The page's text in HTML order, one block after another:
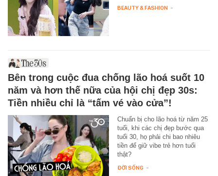
BEAUTY & FASHION -
Bên trong cuộc đua chống lão hoá suốt 10
năm và hơn thế nữa của hội chị đẹp 30s:
Tiền nhiều chỉ là “tấm vé vào cửa”!
Chuẩn bị cho lão hoá từ năm 25
tuổi, khi các chị đẹp bước qua
tuổi 30, họ phải chi bao nhiêu
tiền để giữ vibe trẻ hơn tuổi
thật?
ĐỜI SỐNG -